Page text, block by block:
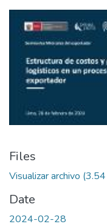
Files
Visualizar archivo
Date
2024-02-28